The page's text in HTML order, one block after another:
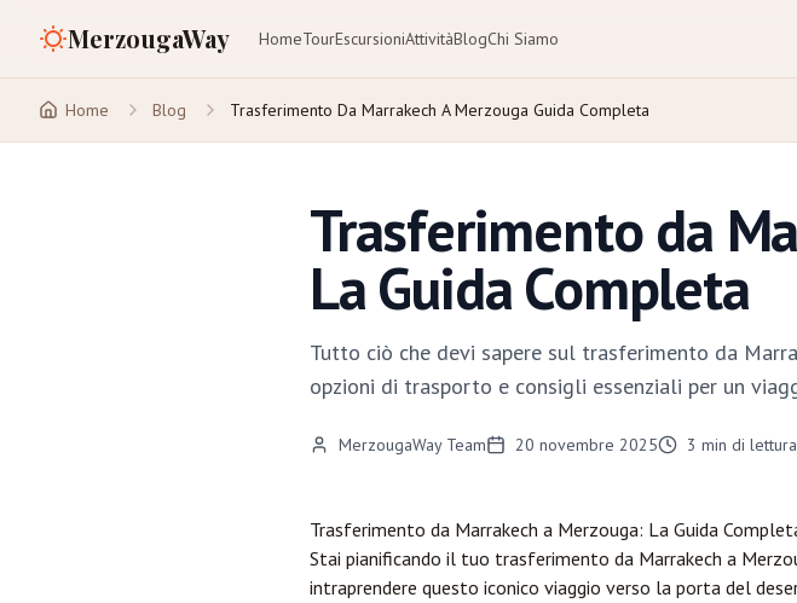
MerzougaWay HomeTourEscursioniAttivitàBlogChi Siamo
Home Blog Trasferimento Da Marrakech A Merzouga Guida Completa
Trasferimento da
La Guida Completa
Tutto ciò che devi sapere sul trasferimento da
opzioni di trasporto e consigli essenziali per un
MerzougaWay Team 20 novembre 2025 3 min di lettura
Trasferimento da Marrakech a Merzouga: La Guida
Stai pianificando il tuo trasferimento da Marrakech a
intraprendere questo iconico viaggio verso la porta del